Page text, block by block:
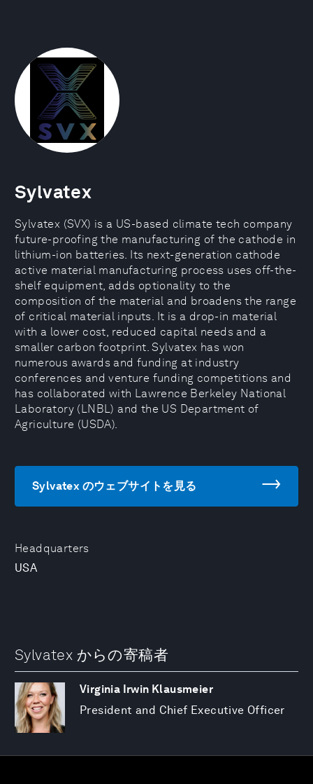
Headquarters
USA
Sylvatex
Sylvatex (SVX) is a US-based climate tech company
future-proofing the manufacturing of the cathode in
lithium-ion batteries. Its next-generation cathode
active material manufacturing process uses off-the-
shelf equipment, adds optionality to the
composition of the material and broadens the range
of critical material inputs. It is a drop-in material
with a lower cost, reduced capital needs and a
smaller carbon footprint. Sylvatex has won
numerous awards and funding at industry
conferences and venture funding competitions and
has collaborated with Lawrence Berkeley National
Laboratory (LNBL) and the US Department of
Agriculture (USDA).
Sylvatex のウェブサイトを見る
Sylvatex からの寄稿者
Virginia Irwin Klausmeier
President and Chief Executive Officer